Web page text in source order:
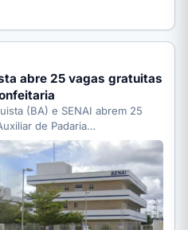
abre 25 vagas gratuitas
(BA) e SENAI abrem 25
de Padaria…